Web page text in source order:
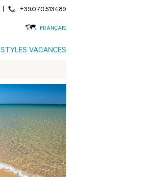
| +39.070.513489
FRANÇAIS
STYLES VACANCES